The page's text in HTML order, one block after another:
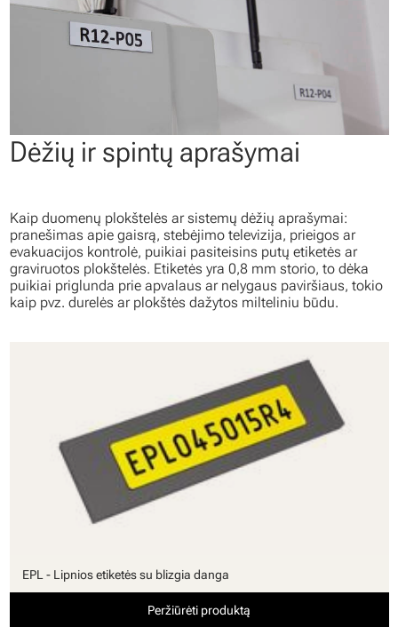
Dėžių ir spintų aprašymai
Kaip duomenų plokštelės ar sistemų dėžių aprašymai:
pranešimas apie gaisrą, stebėjimo televizija, prieigos ar
evakuacijos kontrolė, puikiai pasiteisins putų etiketės ar
graviruotos plokštelės. Etiketės yra 0,8 mm storio, to dėka
puikiai priglunda prie apvalaus ar nelygaus paviršiaus, tokio
kaip pvz. durelės ar plokštės dažytos milteliniu būdu.
EPL - Lipnios etiketės su blizgia danga
Peržiūrėti produktą